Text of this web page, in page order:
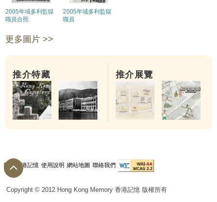
2005年域多利監獄
職員合照
2005年域多利監獄
職員
更多圖片 >>
推介特藏 推介展覽
關於香港記憶 使用說明 網站地圖 聯絡我們
Copyright © 2012 Hong Kong Memory 香港記憶 版權所有